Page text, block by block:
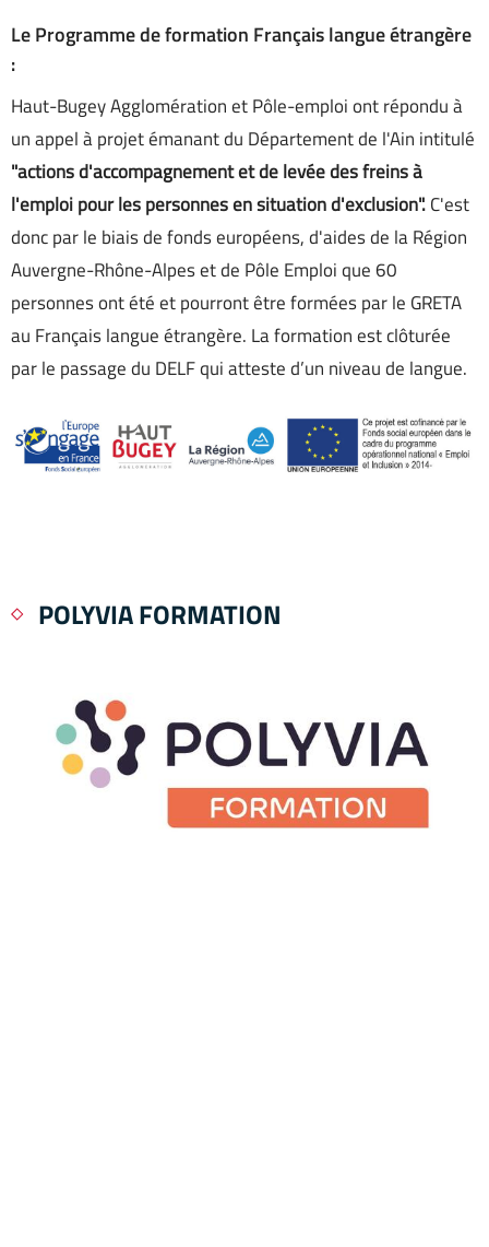
Le Programme de formation Français langue étrangère
:
Haut-Bugey Agglomération et Pôle-emploi ont répondu à
un appel à projet émanant du Département de l'Ain intitulé
"actions d'accompagnement et de levée des freins à
l'emploi pour les personnes en situation d'exclusion".C'est
donc par le biais de fonds européens, d'aides de la Région
Auvergne-Rhône-Alpes et de Pôle Emploi que 60
personnes ont été et pourront être formées par le GRETA
au Français langue étrangère. La formation est clôturée
par le passage du DELF qui atteste d’un niveau de langue.
POLYVIA FORMATION